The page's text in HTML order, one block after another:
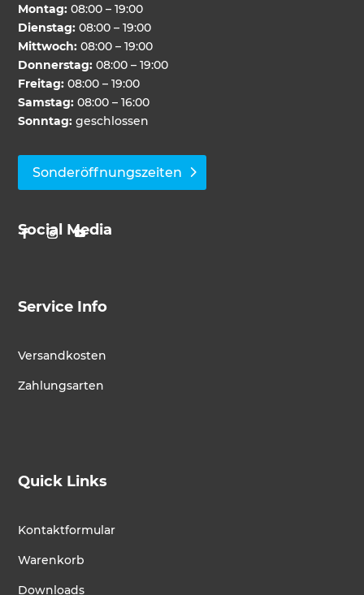
Montag: 08:00 – 19:00
Dienstag: 08:00 – 19:00
Mittwoch: 08:00 – 19:00
Donnerstag: 08:00 – 19:00
Freitag: 08:00 – 19:00
Samstag: 08:00 – 16:00
Sonntag: geschlossen
Sonderöffnungszeiten
Social Media
Service Info
Versandkosten
Zahlungsarten
Quick Links
Kontaktformular
Warenkorb
Downloads